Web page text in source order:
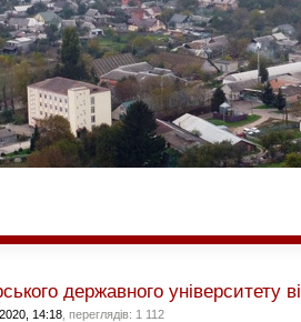
державного
14:18 , переглядів: 1 112